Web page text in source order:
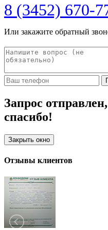
8 (3452) 670-
Или закажите обратный
Запрос отправлен,
спасибо!
Закрыть окно
Отзывы клиентов